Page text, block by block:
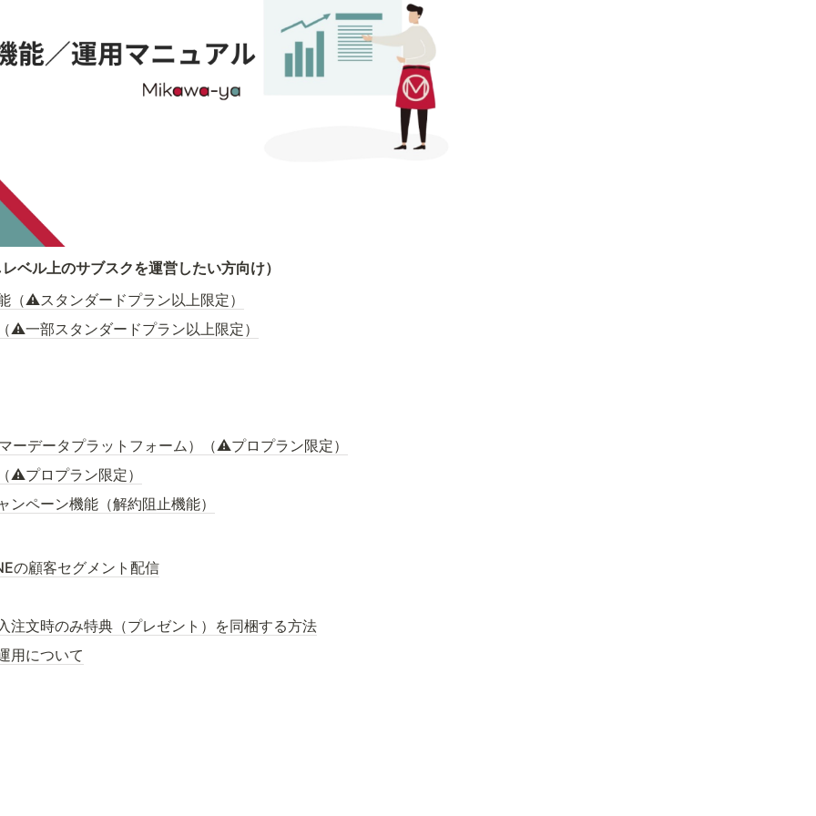
ベル上のサブスクを運営したい方向け）
（⚠️スタンダードプラン以上限定）
⚠️一部スタンダードプラン以上限定）
ーデータプラットフォーム）（⚠️プロプラン限定）
⚠️プロプラン限定）
ンペーン機能（解約阻止機能）
の顧客セグメント配信
注文時のみ特典（プレゼント）を同梱する方法
用について